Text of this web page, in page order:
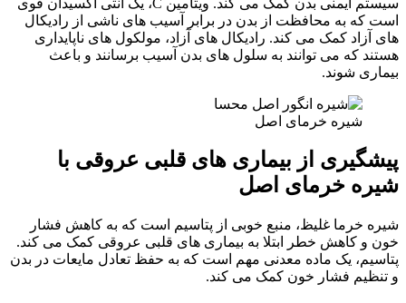
است که به محافظت از بدن در برابر آسیب های ناشی از رادیکال
های آزاد کمک می کند. رادیکال های آزاد، مولکول های ناپایداری
هستند که می توانند به سلول های بدن آسیب برسانند و باعث
بیماری شوند.
شیره خرمای اصل
پیشگیری از بیماری های قلبی عروقی با
شیره خرمای اصل
شیره خرما غلیظ، منبع خوبی از پتاسیم است که به کاهش فشار
خون و کاهش خطر ابتلا به بیماری های قلبی عروقی کمک می کند.
پتاسیم، یک ماده معدنی مهم است که به حفظ تعادل مایعات در بدن
و تنظیم فشار خون کمک می کند.